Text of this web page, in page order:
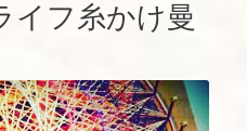
イフ糸かけ曼